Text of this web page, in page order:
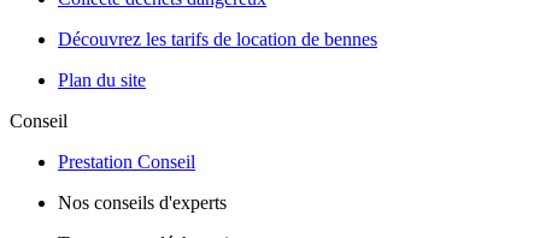
Découvrez les tarifs de location de bennes
Plan du site
Conseil
Prestation Conseil
Nos conseils d'experts